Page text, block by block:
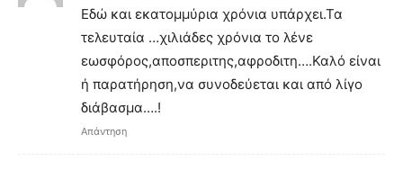
Εδώ και εκατομμύρια χρόνια υπάρχει.Τα
τελευταία …χιλιάδες χρόνια το λένε
εωσφόρος,αποσπεριτης,αφροδιτη….Καλό είναι
ή παρατήρηση,να συνοδεύεται και από λίγο
διάβασμα….!
Απάντηση